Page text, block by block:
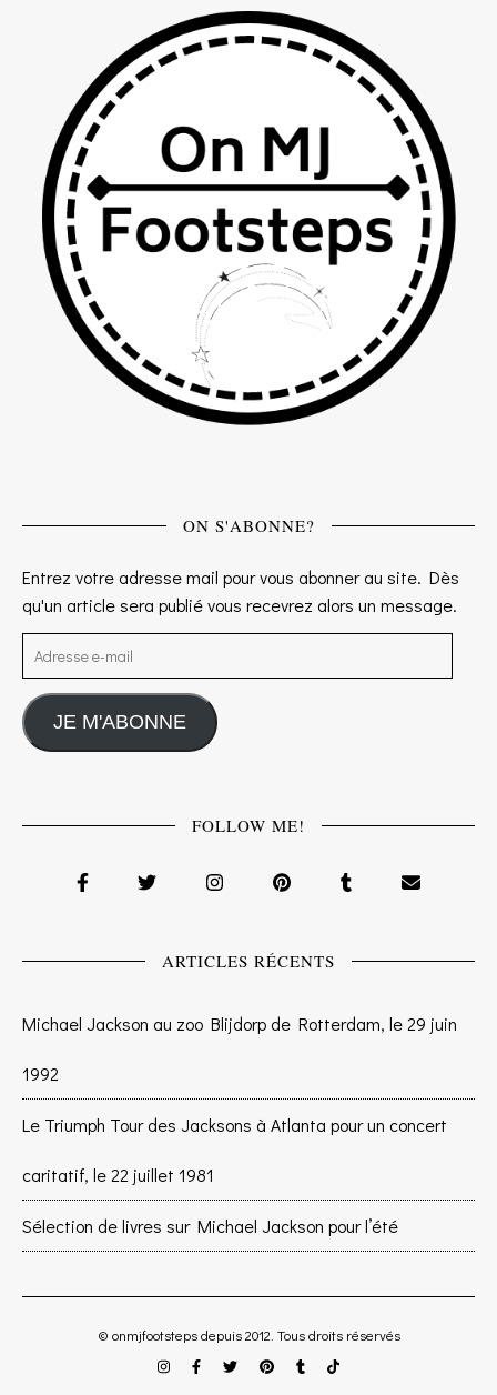
ON S'ABONNE?
Entrez votre adresse mail pour vous abonner au site. Dès
qu'un article sera publié vous recevrez alors un message.
Adresse e-mail
JE M'ABONNE
FOLLOW ME!
ARTICLES RÉCENTS
Michael Jackson au zoo Blijdorp de Rotterdam, le 29 juin
1992
Le Triumph Tour des Jacksons à Atlanta pour un concert
caritatif, le 22 juillet 1981
Sélection de livres sur Michael Jackson pour l’été
© onmjfootsteps depuis 2012. Tous droits réservés